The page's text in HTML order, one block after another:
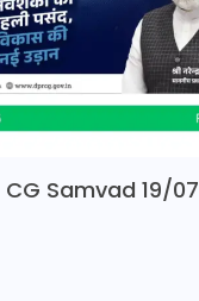
CG Samvad 19/07